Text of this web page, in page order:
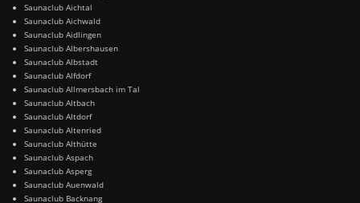
Saunaclub Aichtal
Saunaclub Aichwald
Saunaclub Aidlingen
Saunaclub Albershausen
Saunaclub Albstadt
Saunaclub Alfdorf
Saunaclub Allmersbach im Tal
Saunaclub Altbach
Saunaclub Altdorf
Saunaclub Altenried
Saunaclub Althütte
Saunaclub Aspach
Saunaclub Asperg
Saunaclub Auenwald
Saunaclub Backnang